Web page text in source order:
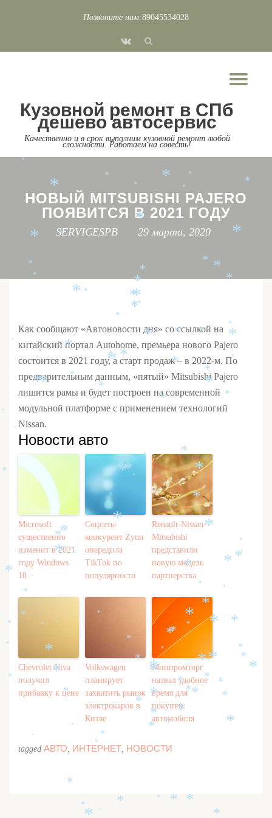
Позвоните нам:89045534028
fa-
Кузовной ремонт в СПб
дешево автосервис
Качественно и в срок выполним кузовной ремонт любой
сложности. Работаем на совесть!
НОВЫЙ MITSUBISHI PAJERO
ПОЯВИТСЯ В 2021 ГОДУ
SERVICESPB 29 марта, 2020
Как сообщают «Автоновости дня» со ссылкой на
китайский портал Autohome, премьера нового Pajero
состоится в 2021 году, а старт продаж – в 2022-м. По
предварительным данным, «пятый» Mitsubishi Pajero
лишится рамы и будет построен на современной
модульной платформе с применением технологий
Nissan.
Новости авто
Microsoft
существенно
изменит в 2021
году Windows
10
Соцсеть-
конкурент Zynn
опередила
TikTok по
популярности
Renault-Nissan-
Mitsubishi
представили
новую модель
партнерства
Chevrolet Niva
получил
прибавку к цене
Volkswagen
планирует
захватить рынок
электрокаров в
Китае
Минпромторг
назвал удобное
время для
покупки
автомобиля
tagged АВТО, ИНТЕРНЕТ, НОВОСТИ
*
*
*
*
*
*
*
*
*
*
*
*
*
*
*
*
*
*
*
*
*
*
*
*
*
*
*
*
*
*
*
*
*
*
*
*
*
*
*
*
*
*
*
*
* *
*
*
*
*
*
*
*
*
*
*
*
*
*
*
*
*
*
*
*
*
*
*
*
*
*
*
*
*
*
*
*
*
*
*
*
*
*
*
*
*
*
*
*
*
*
*
*
*
*
*
*
*
*
*
*
*
*
*
*
*
*
*
*
*
*
*
*
*
*
*
*
*
*
*
*
*
*
*
*
*
*
*
*
*
*
*
*
*